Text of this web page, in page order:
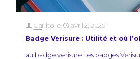
Carlito le
avril 2, 2025
Badge Verisure : Utilité et où
au badge verisure Les badges